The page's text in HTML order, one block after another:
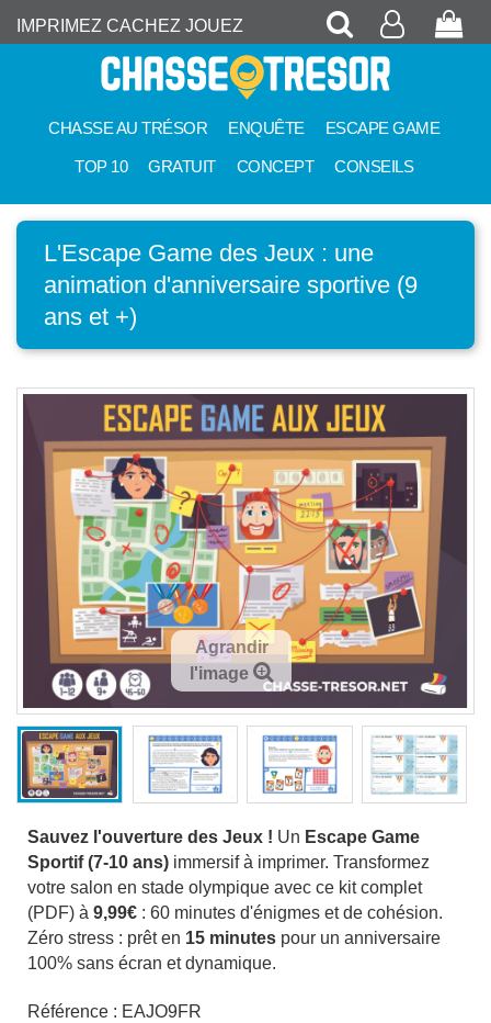
IMPRIMEZ CACHEZ JOUEZ Recherche
Mon
CHASSE AU TRÉSOR ENQUÊTE ESCAPE GAME
TOP 10 GRATUIT CONCEPT CONSEILS
L'Escape Game des Jeux : une
animation d'anniversaire sportive (9
ans et +)
Agrandir
l'image
Sauvez l'ouverture des Jeux ! Un Escape Game
Sportif (7-10 ans) immersif à imprimer. Transformez
votre salon en stade olympique avec ce kit complet
(PDF) à 9,99€ : 60 minutes d'énigmes et de cohésion.
Zéro stress : prêt en 15 minutes pour un anniversaire
100% sans écran et dynamique.
Référence : EAJO9FR